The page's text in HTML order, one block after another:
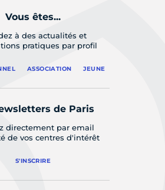
Vous êtes...
à des actualités et
pratiques par profil
ASSOCIATION JEUNE
de Paris
directement par email
de vos centres d'intérêt
S'INSCRIRE